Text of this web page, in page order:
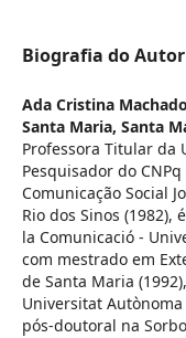
Biografia do Autor
Ada Cristina
Santa Maria, Santa
Professora Titular da
Pesquisador do
Comunicação Social
Rio dos Sinos (1982),
la Comunicació -
com mestrado em
de Santa Maria
Universitat
pós-doutoral na